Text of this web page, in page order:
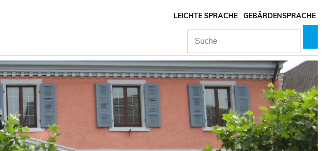
LEICHTE SPRACHE GEBÄRDENSPRACHE